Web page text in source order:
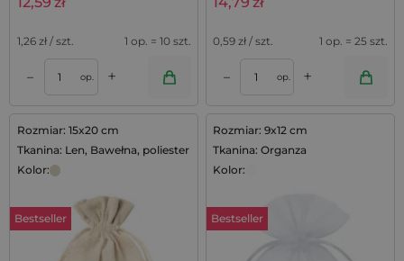
1,26 zł / szt. 1 op. = 10 szt.
– op. +
0,59 zł / szt. 1 op. = 25 szt.
– op. +
Rozmiar: 15x20 cm
Tkanina: Len, Bawełna, poliester
Kolor:
Bestseller
Rozmiar: 9x12 cm
Tkanina: Organza
Kolor:
Bestseller